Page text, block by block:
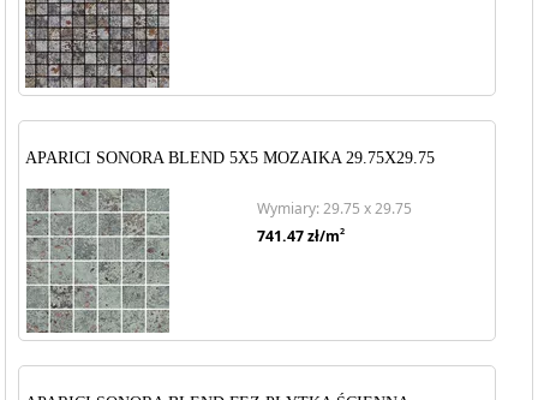
APARICI SONORA BLEND 5X5 MOZAIKA 29.75X29.75
Wymiary: 29.75 x 29.75
741.47zł/m2